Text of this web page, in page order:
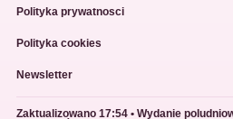
Polityka prywatnosci
Polityka cookies
Newsletter
Zaktualizowano 17:54 • Wydanie